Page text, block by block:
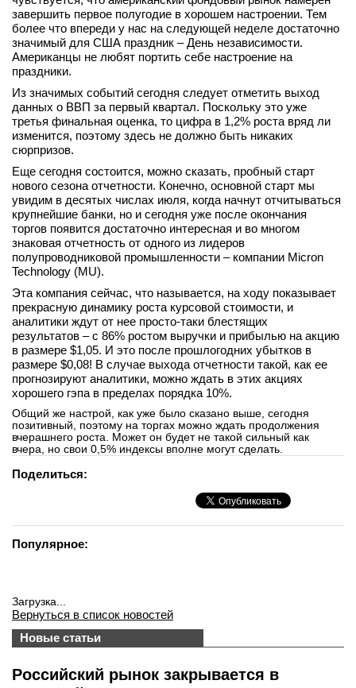
завершить первое полугодие в хорошем настроении. Тем
более что впереди у нас на следующей неделе достаточно
значимый для США праздник – День независимости.
Американцы не любят портить себе настроение на
праздники.
Из значимых событий сегодня следует отметить выход
данных о ВВП за первый квартал. Поскольку это уже
третья финальная оценка, то цифра в 1,2% роста вряд ли
изменится, поэтому здесь не должно быть никаких
сюрпризов.
Еще сегодня состоится, можно сказать, пробный старт
нового сезона отчетности. Конечно, основной старт мы
увидим в десятых числах июля, когда начнут отчитываться
крупнейшие банки, но и сегодня уже после окончания
торгов появится достаточно интересная и во многом
знаковая отчетность от одного из лидеров
полупроводниковой промышленности – компании Micron
Technology (MU).
Эта компания сейчас, что называется, на ходу показывает
прекрасную динамику роста курсовой стоимости, и
аналитики ждут от нее просто-таки блестящих
результатов – с 86% ростом выручки и прибылью на акцию
в размере $1,05. И это после прошлогодних убытков в
размере $0,08! В случае выхода отчетности такой, как ее
прогнозируют аналитики, можно ждать в этих акциях
хорошего гэпа в пределах порядка 10%.
Общий же настрой, как уже было сказано выше, сегодня
позитивный, поэтому на торгах можно ждать продолжения
вчерашнего роста. Может он будет не такой сильный как
вчера, но свои 0,5% индексы вполне могут сделать.
Поделиться:
Популярное:
Загрузка...
Вернуться в список новостей
Новые статьи
Российский рынок закрывается в